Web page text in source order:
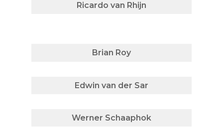
Ricardo van Rhijn
Brian Roy
Edwin van der Sar
Werner Schaaphok